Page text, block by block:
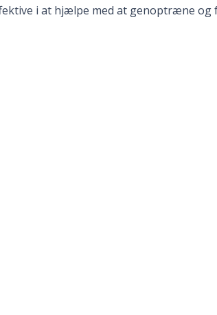
i at hjælpe med at genoptræne og